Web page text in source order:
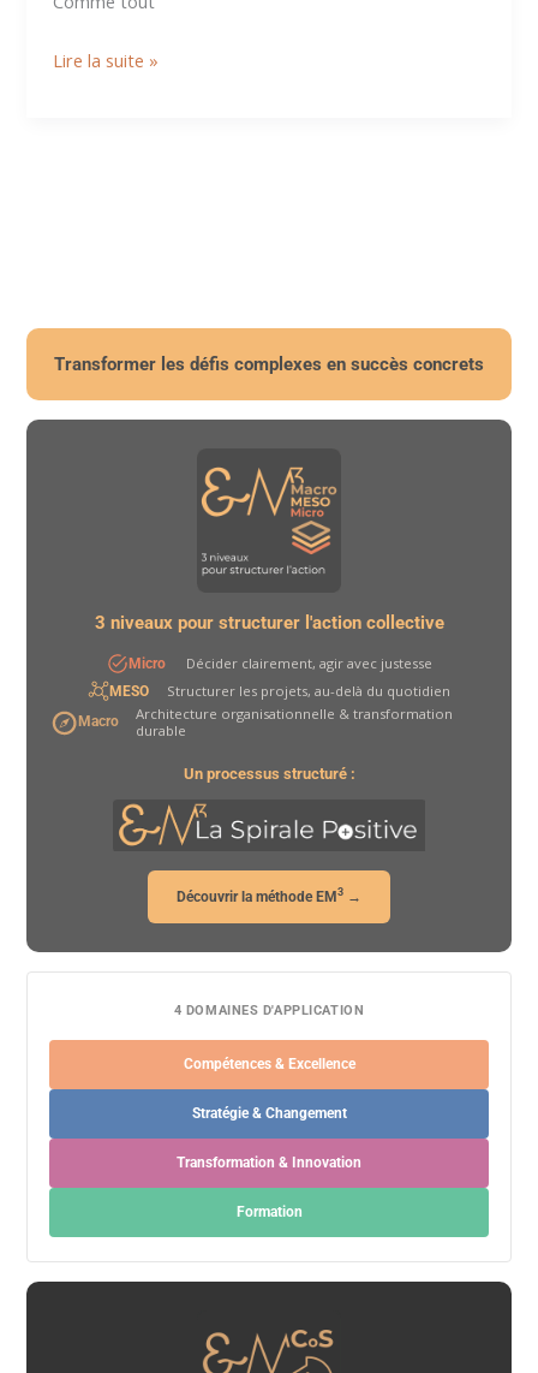
7Lire la suite »
Transformer les défis complexes en succès concrets
3 niveaux pour structurer l'action collective
Micro Décider clairement, agir avec justesse
MESO Structurer les projets, au-delà du quotidien
Macro
Architecture organisationnelle & transformation
durable
Un processus structuré :
Découvrir la méthode EM3 →
4 DOMAINES D'APPLICATION
Compétences & Excellence
Stratégie & Changement
Transformation & Innovation
Formation